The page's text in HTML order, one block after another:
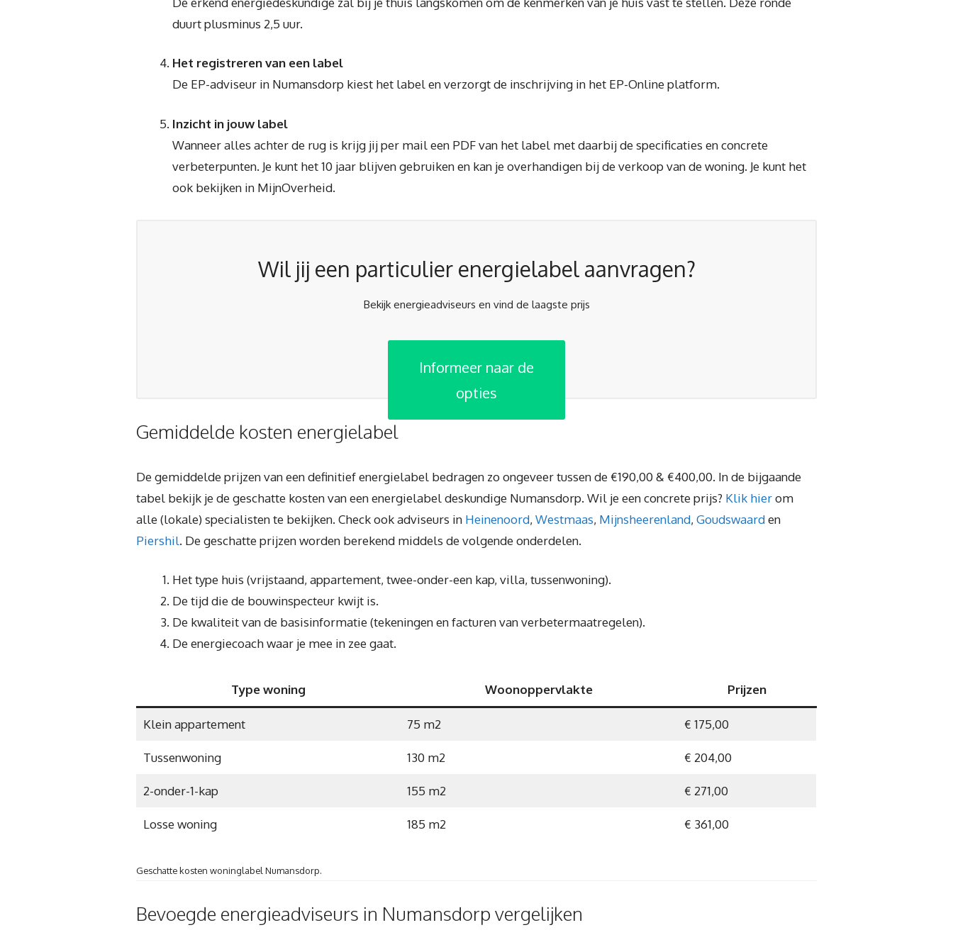
duurt plusminus 2,5 uur.
Het registreren van een label
De EP-adviseur in Numansdorp kiest het label en verzorgt de inschrijving in het EP-Online platform.
Inzicht in jouw label
Wanneer alles achter de rug is krijg jij per mail een PDF van het label met daarbij de specificaties en concrete
verbeterpunten. Je kunt het 10 jaar blijven gebruiken en kan je overhandigen bij de verkoop van de woning. Je kunt het
ook bekijken in MijnOverheid.
Wil jij een particulier energielabel aanvragen?
Bekijk energieadviseurs en vind de laagste prijs
Informeer naar de
opties
Gemiddelde kosten energielabel
De gemiddelde prijzen van een definitief energielabel bedragen zo ongeveer tussen de €190,00 & €400,00. In de bijgaande
tabel bekijk je de geschatte kosten van een energielabel deskundige Numansdorp. Wil je een concrete prijs? Klik hierom
alle (lokale) specialisten te bekijken. Check ook adviseurs in Heinenoord, Westmaas, Mijnsheerenland, Goudswaarden
Piershil. De geschatte prijzen worden berekend middels de volgende onderdelen.
Het type huis (vrijstaand, appartement, twee-onder-een kap, villa, tussenwoning).
De tijd die de bouwinspecteur kwijt is.
De kwaliteit van de basisinformatie (tekeningen en facturen van verbetermaatregelen).
De energiecoach waar je mee in zee gaat.
Type woning Woonoppervlakte Prijzen
Klein appartement 75 m2 € 175,00
Tussenwoning 130 m2 € 204,00
2-onder-1-kap 155 m2 € 271,00
Losse woning 185 m2 € 361,00
Geschatte kosten woninglabel Numansdorp.
Bevoegde energieadviseurs in Numansdorp vergelijken